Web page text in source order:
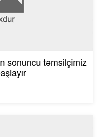
sonuncu təmsilçimiz